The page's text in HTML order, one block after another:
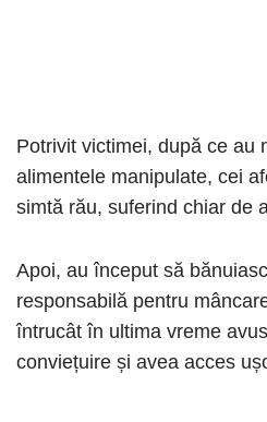
Potrivit victimei, după ce au
alimentele manipulate, cei
simtă rău, suferind chiar de
Apoi, au început să
responsabilă pentru
întrucât în ​​ultima vreme
conviețuire și avea acces